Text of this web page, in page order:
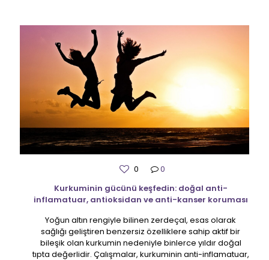
0
0
Kurkuminin gücünü keşfedin: doğal anti-
inflamatuar, antioksidan ve anti-kanser koruması
Yoğun altın rengiyle bilinen zerdeçal, esas olarak
sağlığı geliştiren benzersiz özelliklere sahip aktif bir
bileşik olan kurkumin nedeniyle binlerce yıldır doğal
tıpta değerlidir. Çalışmalar, kurkuminin anti-inflamatuar,